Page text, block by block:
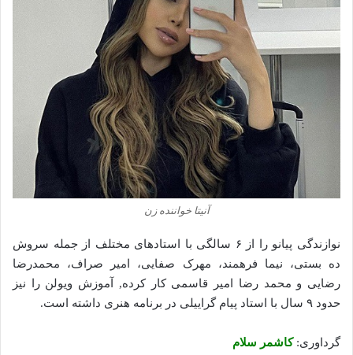
آنیتا خواننده زن
نوازندگی پیانو را از ۶ سالگى با استادهاى مختلف از جمله سروش
ده بستى، نیما فرهمند، مهرک صفایى، امیر صراف، محمدرضا
رضایى و محمد رضا امیر قاسمى کار کرده, آموزش ویولن را نیز
حدود ۹ سال با استاد پیام گراییلى در برنامه هنری داشته‌ است.
گرداوری:کاشمر سلام